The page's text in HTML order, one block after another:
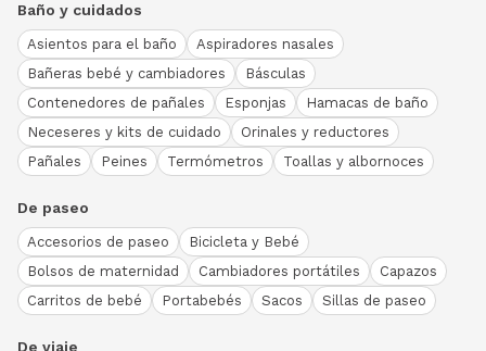
Baño y cuidados
Asientos para el baño
Aspiradores nasales
Bañeras bebé y cambiadores
Básculas
Contenedores de pañales
Esponjas
Hamacas de baño
Neceseres y kits de cuidado
Orinales y reductores
Pañales
Peines Termómetros Toallas y albornoces
De paseo
Accesorios de paseo
Bicicleta y Bebé
Bolsos de maternidad
Cambiadores portátiles
Capazos
Carritos de bebé
Portabebés Sacos Sillas de paseo
De viaje